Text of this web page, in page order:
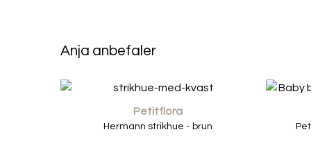
Anja anbefaler
Petitflora
Hermann strikhue - brun